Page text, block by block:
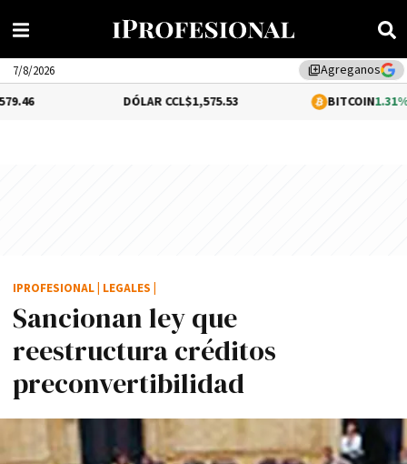
library_addAgreganos
7/8/2026
$1,575.53 1.31%$65,123.35
Sancionan ley que
reestructura créditos
preconvertibilidad
IPROFESIONAL LEGALES